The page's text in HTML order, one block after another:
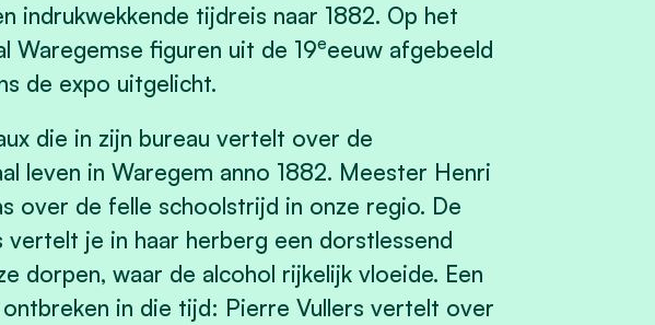
indrukwekkende tijdreis naar 1882. Op het
Waregemse figuren uit de 19eeeuw afgebeeld
de expo uitgelicht.
die in zijn bureau vertelt over de
leven in Waregem anno 1882. Meester Henri
over de felle schoolstrijd in onze regio. De
vertelt je in haar herberg een dorstlessend
dorpen, waar de alcohol rijkelijk vloeide. Een
in die tijd: Pierre Vullers vertelt over